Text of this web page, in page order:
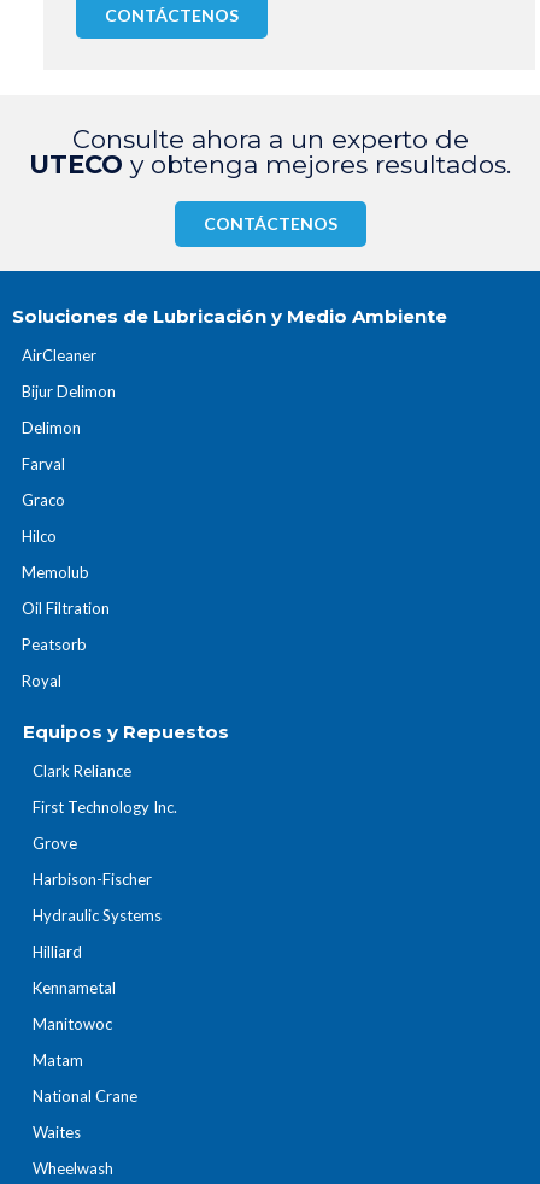
CONTÁCTENOS
Consulte ahora a un experto de
UTECO y obtenga mejores resultados.
CONTÁCTENOS
Soluciones de Lubricación y Medio Ambiente
AirCleaner
Bijur Delimon
Delimon
Farval
Graco
Hilco
Memolub
Oil Filtration
Peatsorb
Royal
Equipos y Repuestos
Clark Reliance
First Technology Inc.
Grove
Harbison-Fischer
Hydraulic Systems
Hilliard
Kennametal
Manitowoc
Matam
National Crane
Waites
Wheelwash